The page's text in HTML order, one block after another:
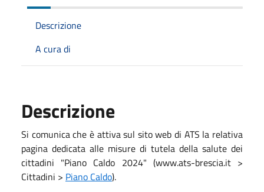
Descrizione
A cura di
Descrizione
Si comunica che è attiva sul sito web di ATS la relativa
pagina dedicata alle misure di tutela della salute dei
cittadini "Piano Caldo 2024" (www.ats-brescia.it >
Cittadini > Piano Caldo).